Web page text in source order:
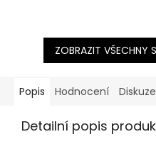
ZOBRAZIT VŠECHNY
Popis Hodnocení Diskuze
Detailní popis